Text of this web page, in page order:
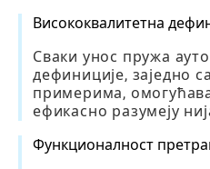
Висококвалитетна
Сваки унос пружа
дефиниције, заједно
примерима,
ефикасно разумеју
Функционалност